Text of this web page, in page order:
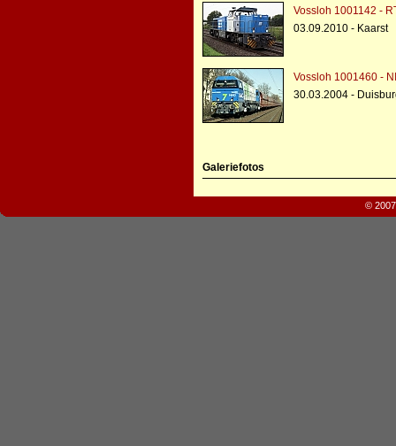
Vossloh 1001142 -
03.09.2010 - Kaarst
Vossloh 1001460 -
30.03.2004 -
Galeriefotos
©